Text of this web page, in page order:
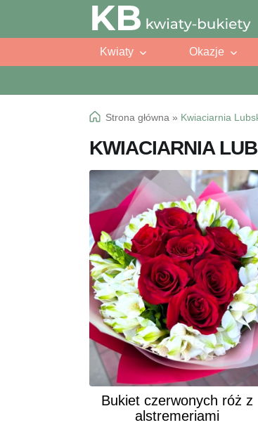
Przejdź
do
Przejdź
do
Kwiaty Okazje
Strona główna » Kwiaciarnia
KWIACIARNIA
Bukiet czerwonych róż z
alstremeriami